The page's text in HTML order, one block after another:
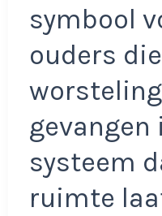
symbool
ouders
gevangen
systeem
ruimte